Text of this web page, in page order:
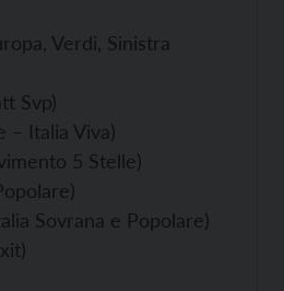
Verdi, Sinistra
Svp)
– Italia Viva)
5 Stelle)
Sovrana e Popolare)